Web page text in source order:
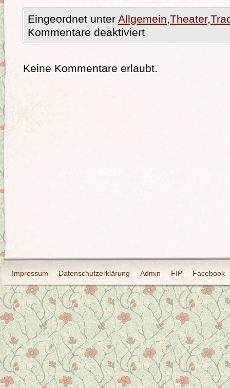
Eingeordnet unter Allgemein,Theater,
Kommentare deaktiviert
Keine Kommentare erlaubt.
Impressum Datenschutzerklärung Admin FIP Facebook